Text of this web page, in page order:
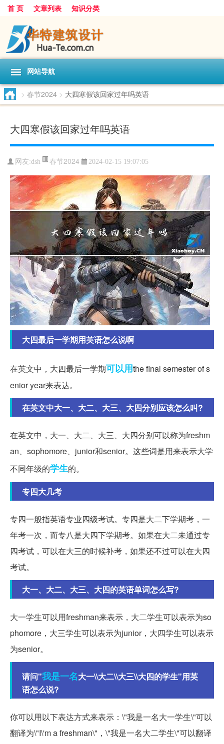
首 页 文章列表 知识分类
网站导航
> 春节2024 > 大四寒假该回家过年吗英语
大四寒假该回家过年吗英语
网友:dsh 春节2024 2024-02-15 19:07:05
大四最后一学期用英语怎么说啊
在英文中，大四最后一学期可以用the final semester of s
enior year来表达。
在英文中大一、大二、大三、大四分别应该怎么叫?
在英文中，大一、大二、大三、大四分别可以称为freshm
an、sophomore、junior和senior。这些词是用来表示大学
不同年级的学生的。
专四大几考
专四一般指英语专业四级考试。专四是大二下学期考，一
年考一次，而专八是大四下学期考。如果在大二未通过专
四考试，可以在大三的时候补考，如果还不过可以在大四
考试。
大一、大二、大三、大四的英语单词怎么写?
大一学生可以用freshman来表示，大二学生可以表示为so
phomore，大三学生可以表示为junior，大四学生可以表示
为senior。
请问"我是一名大一\\大二\\大三\\大四的学生"用英
语怎么说?
你可以用以下表达方式来表示：\"我是一名大一学生\"可以
翻译为\"I\'m a freshman\"，\"我是一名大二学生\"可以翻译